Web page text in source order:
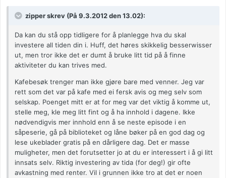
zipper skrev (På 9.3.2012 den 13.02):
Da kan du stå opp tidligere for å planlegge hva du skal
investere all tiden din i. Huff, det høres skikkelig besserwisser
ut, men tror ikke det er dumt å bruke litt tid på å finne
aktiviteter du kan trives med.
Kafebesøk trenger man ikke gjøre bare med venner. Jeg var
rett som det var på kafe med ei fersk avis og meg selv som
selskap. Poenget mitt er at for meg var det viktig å komme ut,
stelle meg, kle meg litt fint og å ha innhold i dagene. Ikke
nødvendigvis mer innhold enn å se neste episode i en
såpeserie, gå på biblioteket og låne bøker på en god dag og
lese ukeblader gratis på en dårligere dag. Det er masse
muligheter, men det forutsetter jo at du er interessert i å gi litt
innsats selv. Riktig investering av tida (for deg!) gir ofte
avkastning med renter. Vil i grunnen ikke tro at det er noen